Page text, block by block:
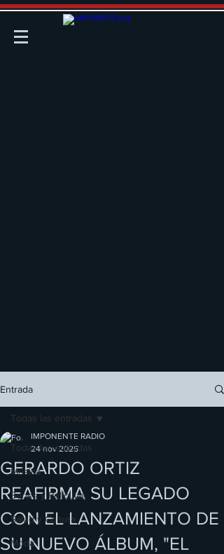
Entrada
Todas las entradas
Música
Series y Películas
Salud y Cultura
Moda
Todas las entradas
GERARDO ORTIZ
REAFIRMA SU LEGADO
CON EL LANZAMIENTO DE
SU NUEVO ÁLBUM, "EL
IMPONENTE RADIO
24 nov 2025